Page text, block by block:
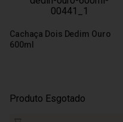
Cachaça Dois Dedim Ouro
600ml
Produto Esgotado